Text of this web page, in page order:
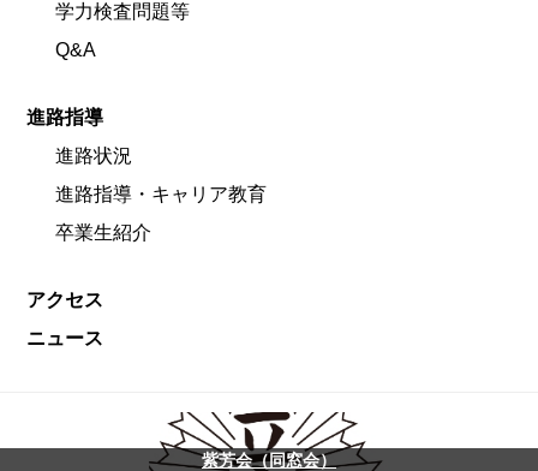
学力検査問題等
Q&A
進路指導
進路状況
進路指導・キャリア教育
卒業生紹介
アクセス
ニュース
紫芳会（同窓会）